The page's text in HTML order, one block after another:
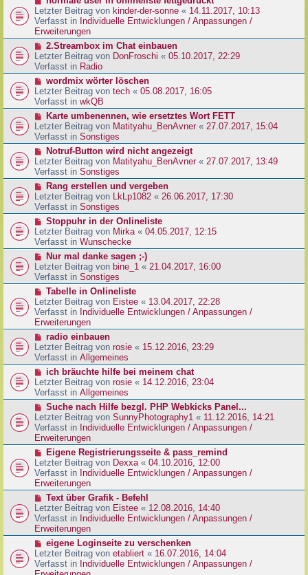
r
a
g
r
B
e
i
r
a
g
e
u
e
r
B
e
i
r
a
g
Letzter Beitrag von kinder-der-sonne « 14.11.2017, 10:13
Verfasst in Individuelle Entwicklungen / Anpassungen /
Erweiterungen
N
e
u
e
r
B
e
t
r
a
g
2.Streambox im Chat einbauen
Letzter Beitrag von DonFroschi « 05.10.2017, 22:29
Verfasst in Radio
N
e
u
e
r
B
e
t
r
a
g
wordmix wörter löschen
Letzter Beitrag von tech « 05.08.2017, 16:05
Verfasst in wkQB
N
e
u
e
r
B
e
t
r
a
g
Karte umbenennen, wie ersetztes Wort FETT
Letzter Beitrag von Matityahu_BenAvner « 27.07.2017, 15:04
Verfasst in Sonstiges
N
e
u
e
r
B
e
t
r
a
g
Notruf-Button wird nicht angezeigt
Letzter Beitrag von Matityahu_BenAvner« 27.07.2017, 13:49
Verfasst in Sonstiges
N
e
u
e
r
B
e
t
r
a
g
Rang erstellen und vergeben
Letzter Beitrag von LkLp1082 « 26.06.2017, 17:30
Verfasst in Sonstiges
N
e
u
e
r
B
e
t
r
a
g
Stoppuhr in der Onlineliste
Letzter Beitrag von Mirka« 04.05.2017, 12:15
Verfasst in Wunschecke
N
e
u
e
r
B
e
i
r
a
g
Nur mal danke sagen ;-)
Letzter Beitrag von bine_1 « 21.04.2017, 16:00
Verfasst in Sonstiges
N
e
u
e
r
B
e
i
r
a
g
Tabelle in Onlineliste
Letzter Beitrag von Eistee « 13.04.2017, 22:28
Verfasst in Individuelle Entwicklungen / Anpassungen /
Erweiterungen
N
e
u
e
r
B
e
t
r
a
g
radio einbauen
Letzter Beitrag von rosie « 15.12.2016, 23:29
Verfasst in Allgemeines
N
e
u
e
r
B
e
i
r
a
g
ich bräuchte hilfe bei meinem chat
Letzter Beitrag von rosie « 14.12.2016, 23:04
Verfasst in Allgemeines
N
e
u
e
r
B
e
i
t
a
g
Suche nach Hilfe bezgl. PHP Webkicks Panel...
Letzter Beitrag von SunnyPhotography1 « 11.12.2016, 14:21
Verfasst in Individuelle Entwicklungen / Anpassungen /
Erweiterungen
N
e
u
e
r
B
e
i
t
a
g
Eigene Registrierungsseite & pass_remind
Letzter Beitrag von Dexxa« 04.10.2016, 12:00
Verfasst in Individuelle Entwicklungen / Anpassungen /
Erweiterungen
N
e
u
e
r
B
e
i
Text über Grafik - Befehl
Letzter Beitrag von Eistee « 12.08.2016, 14:40
Verfasst in Individuelle Entwicklungen / Anpassungen /
Erweiterungen
N
e
u
eigene Loginseite zu verschenken
Letzter Beitrag von etabliert « 16.07.2016, 14:04
Verfasst in Individuelle Entwicklungen / Anpassungen /